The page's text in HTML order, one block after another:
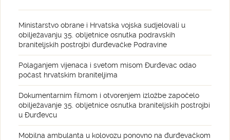
Ministarstvo obrane i Hrvatska vojska sudjelovali u
obilježavanju 35. obljetnice osnutka podravskih
braniteljskih postrojbi đurđevačke Podravine
Polaganjem vijenaca i svetom misom Đurđevac odao
počast hrvatskim braniteljima
Dokumentarnim filmom i otvorenjem izložbe započelo
obilježavanje 35. obljetnice osnutka braniteljskih postrojbi
u Đurđevcu
Mobilna ambulanta u kolovozu ponovno na đurđevačkom